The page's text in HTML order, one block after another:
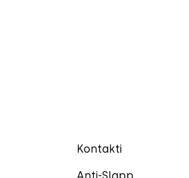
Kontakti